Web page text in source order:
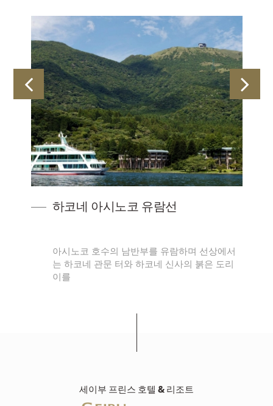
하코네 아시노코 유람선
아시노코 호수의 남반부를 유람하며 선상에서
는 하코네 관문 터와 하코네 신사의 붉은 도리
이를
세이부 프린스 호텔 & 리조트